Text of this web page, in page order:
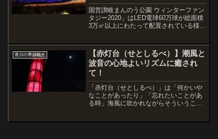
一回見たらファンになります。
国営讃岐まんのう公園 ウィンターファン
タジー2020」はLED電球60万球が総面積
3万㎡以上にわたって配置されている様子
香川の季節観光
【赤灯台（せとしるべ）】潮風と
波音の心地よいリズムに癒され
て！
「赤灯台（せとしるべ）」は「何かいや
なことがあったり」「忘れたいことがあ
る時」海風に吹かれながらそういうこと